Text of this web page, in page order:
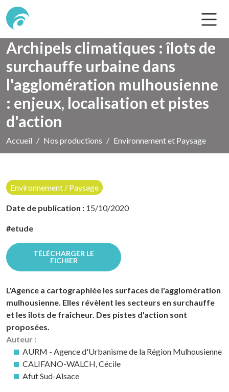
Archipels climatiques : îlots de
surchauffe urbaine dans
l'agglomération mulhousienne
: enjeux, localisation et pistes
d'action
Accueil Nos productions Environnement et Paysage
Environnement / Paysage
Date de publication : 15/10/2020
#etude
TÉLÉCHARGER LE
FICHIER
L'Agence a cartographiée les surfaces de l'agglomération
mulhousienne. Elles révèlent les secteurs en surchauffe
et les îlots de fraîcheur. Des pistes d'action sont
proposées.
Auteur :
AURM - Agence d'Urbanisme de la Région Mulhousienne
CALIFANO-WALCH, Cécile
Afut Sud-Alsace